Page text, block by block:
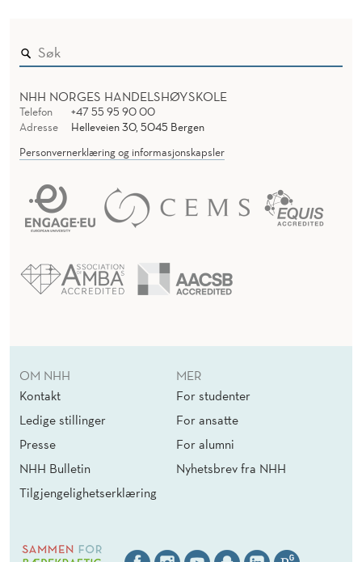
NHH NORGES HANDELSHØYSKOLE
Telefon
+47 55 95 90 00
Adresse
Helleveien 30, 5045 Bergen
Personvernerklæring og informasjonskapsler
OM NHH
Kontakt
Ledige stillinger
Presse
NHH Bulletin
Tilgjengelighetserklæring
MER
For studenter
For ansatte
For alumni
Nyhetsbrev fra NHH